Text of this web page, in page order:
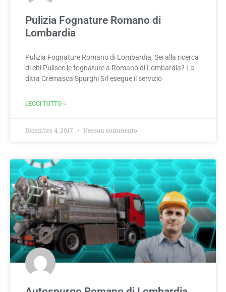
Pulizia Fognature Romano di
Lombardia
Pulizia Fognature Romano di Lombardia, Sei alla ricerca
di chi Pulisce le fognature a Romano di Lombardia? La
ditta Cremasca Spurghi Srl esegue il servizio
LEGGI TUTTO »
Dicembre 4, 2017 Nessun commento